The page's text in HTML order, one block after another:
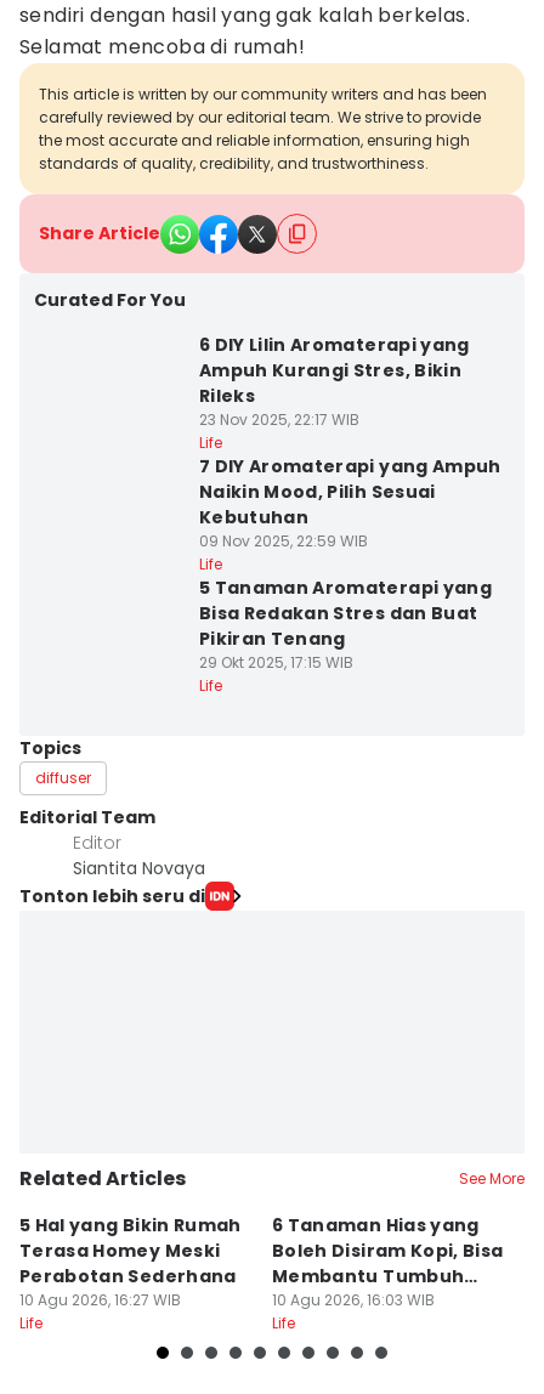
sendiri dengan hasil yang gak kalah berkelas.
Selamat mencoba di rumah!
This article is written by our community writers and has been
carefully reviewed by our editorial team. We strive to provide
the most accurate and reliable information, ensuring high
standards of quality, credibility, and trustworthiness.
Share Article
Curated For You
6 DIY Lilin Aromaterapi yang
Ampuh Kurangi Stres, Bikin
Rileks
23 Nov 2025, 22:17 WIB
Life
7 DIY Aromaterapi yang Ampuh
Naikin Mood, Pilih Sesuai
Kebutuhan
09 Nov 2025, 22:59 WIB
Life
5 Tanaman Aromaterapi yang
Bisa Redakan Stres dan Buat
Pikiran Tenang
29 Okt 2025, 17:15 WIB
Life
Topics
diffuser
Editorial Team
Editor
Siantita Novaya
Tonton lebih seru di
Related Articles See More
5 Hal yang Bikin Rumah
Terasa Homey Meski
Perabotan Sederhana
10 Agu 2026, 16:27 WIB
Life
6 Tanaman Hias yang
Boleh Disiram Kopi, Bisa
Membantu Tumbuh
Optimal
10 Agu 2026, 16:03 WIB
Life